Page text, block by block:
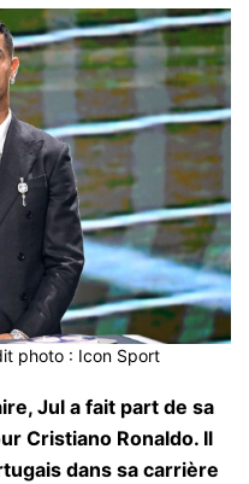
photo : Icon Sport
Jul a fait part de sa
Cristiano Ronaldo. Il
dans sa carrière